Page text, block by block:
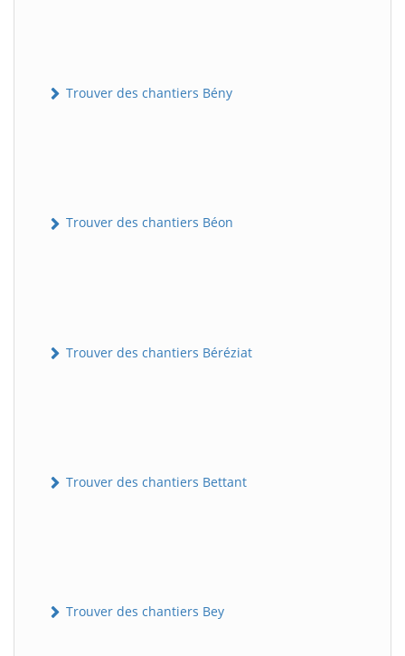
Trouver des chantiers Bény
Trouver des chantiers Béon
Trouver des chantiers Béréziat
Trouver des chantiers Bettant
Trouver des chantiers Bey